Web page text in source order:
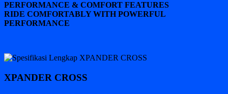
PERFORMANCE & COMFORT FEATURES
RIDE COMFORTABLY WITH POWERFUL
PERFORMANCE
XPANDER CROSS